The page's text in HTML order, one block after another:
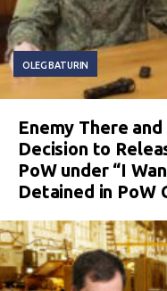
OLEG BATURIN
Enemy There
Decision to
PoW under “I
Detained in PoW